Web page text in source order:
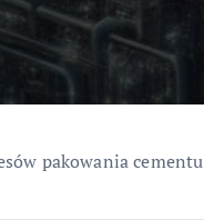
pakowania cementu